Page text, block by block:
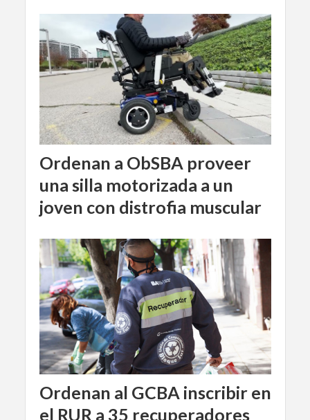
Ordenan a ObSBA proveer
una silla motorizada a un
joven con distrofia muscular
Ordenan al GCBA inscribir en
el RUR a 35 recuperadores